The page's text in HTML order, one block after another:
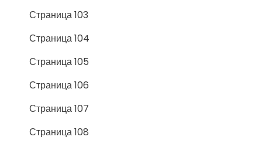
Страница 103
Страница 104
Страница 105
Страница 106
Страница 107
Страница 108